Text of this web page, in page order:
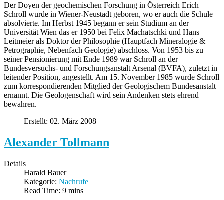
Der Doyen der geochemischen Forschung in Österreich Erich
Schroll wurde in Wiener-Neustadt geboren, wo er auch die Schule
absolvierte. Im Herbst 1945 begann er sein Studium an der
Universität Wien das er 1950 bei Felix Machatschki und Hans
Leitmeier als Doktor der Philosophie (Hauptfach Mineralogie &
Petrographie, Nebenfach Geologie) abschloss. Von 1953 bis zu
seiner Pensionierung mit Ende 1989 war Schroll an der
Bundesversuchs- und Forschungsanstalt Arsenal (BVFA), zuletzt in
leitender Position, angestellt. Am 15. November 1985 wurde Schroll
zum korrespondierenden Mitglied der Geologischem Bundesanstalt
ernannt. Die Geologenschaft wird sein Andenken stets ehrend
bewahren.
Erstellt: 02. März 2008
Alexander Tollmann
Details
Harald Bauer
Kategorie: Nachrufe
Read Time: 9 mins